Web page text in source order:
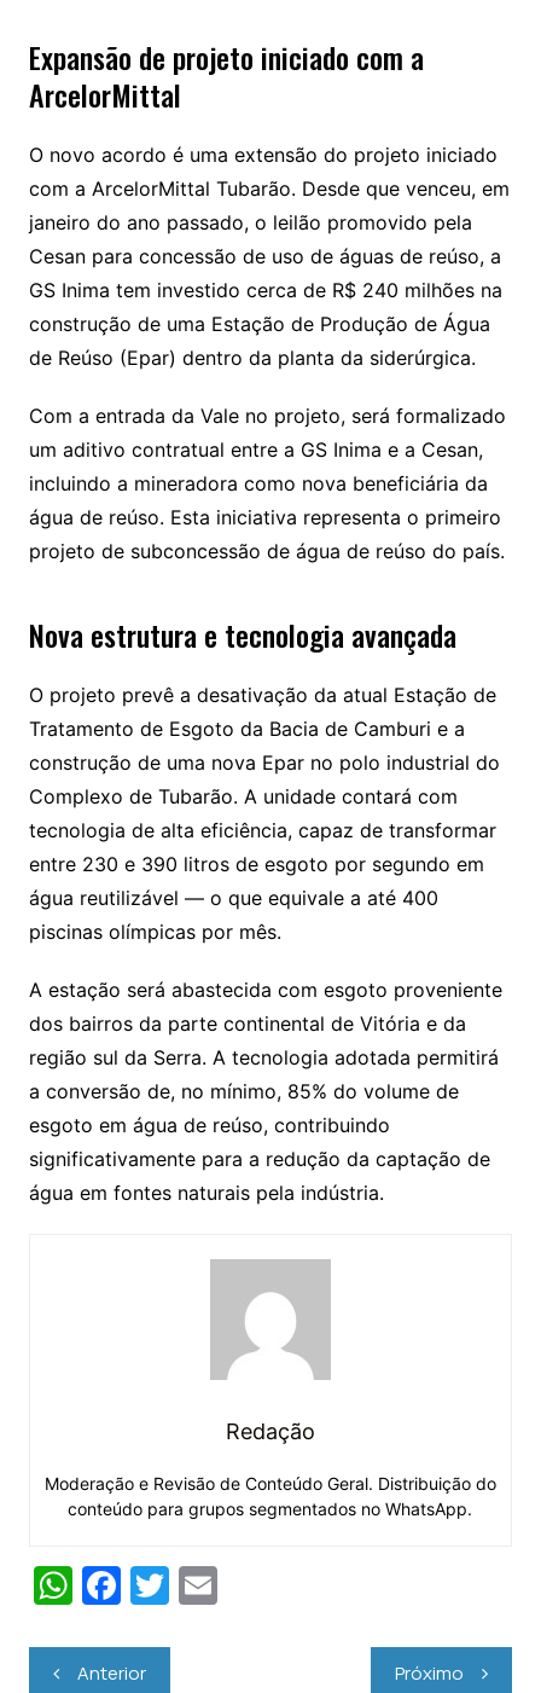
Expansão de projeto iniciado com a
ArcelorMittal
O novo acordo é uma extensão do projeto iniciado
com a ArcelorMittal Tubarão. Desde que venceu, em
janeiro do ano passado, o leilão promovido pela
Cesan para concessão de uso de águas de reúso, a
GS Inima tem investido cerca de R$ 240 milhões na
construção de uma Estação de Produção de Água
de Reúso (Epar) dentro da planta da siderúrgica.
Com a entrada da Vale no projeto, será formalizado
um aditivo contratual entre a GS Inima e a Cesan,
incluindo a mineradora como nova beneficiária da
água de reúso. Esta iniciativa representa o primeiro
projeto de subconcessão de água de reúso do país.
Nova estrutura e tecnologia avançada
O projeto prevê a desativação da atual Estação de
Tratamento de Esgoto da Bacia de Camburi e a
construção de uma nova Epar no polo industrial do
Complexo de Tubarão. A unidade contará com
tecnologia de alta eficiência, capaz de transformar
entre 230 e 390 litros de esgoto por segundo em
água reutilizável — o que equivale a até 400
piscinas olímpicas por mês.
A estação será abastecida com esgoto proveniente
dos bairros da parte continental de Vitória e da
região sul da Serra. A tecnologia adotada permitirá
a conversão de, no mínimo, 85% do volume de
esgoto em água de reúso, contribuindo
significativamente para a redução da captação de
água em fontes naturais pela indústria.
Redação
Moderação e Revisão de Conteúdo Geral. Distribuição do
conteúdo para grupos segmentados no WhatsApp.
W
at
F
c
T
itt
E
Navegação
Anterior Próximo